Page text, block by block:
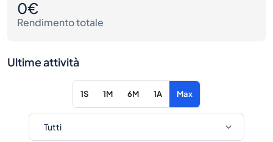
0€
Rendimento totale
Ultime attività
1S 1M 6M 1A Max